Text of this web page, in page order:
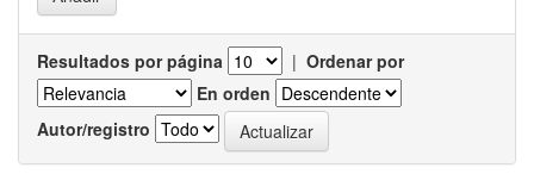
Resultados por página | Ordenar por
En orden
Autor/registro